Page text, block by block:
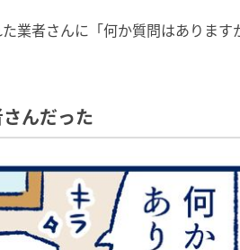
業者さんに「何か質問はあります
んだった